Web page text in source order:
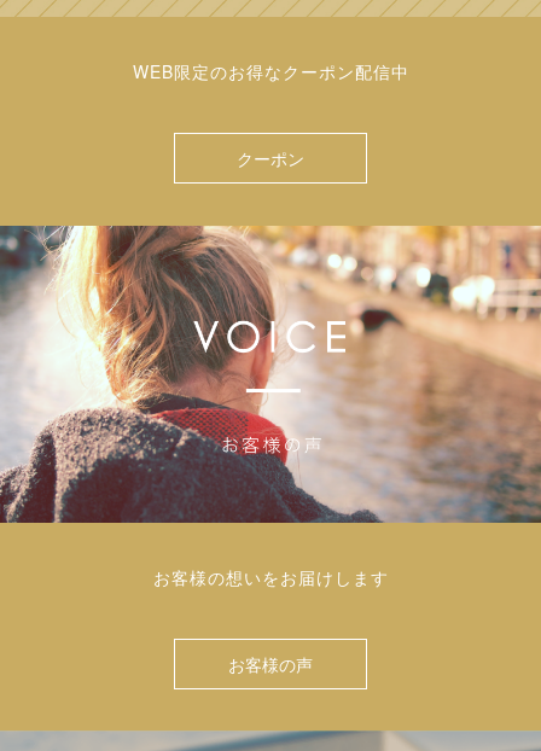
WEB限定のお得なクーポン配信中
クーポン
お客様の想いをお届けします
お客様の声